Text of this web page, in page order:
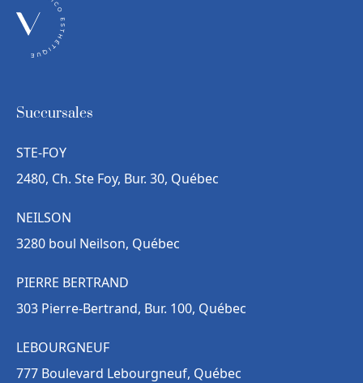
Succursales
STE-FOY
2480, Ch. Ste Foy, Bur. 30, Québec
NEILSON
3280 boul Neilson, Québec
PIERRE BERTRAND
303 Pierre-Bertrand, Bur. 100, Québec
LEBOURGNEUF
777 Boulevard Lebourgneuf, Québec